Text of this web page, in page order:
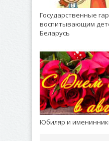
Государственные
воспитывающим
Беларусь
Юбиляр и